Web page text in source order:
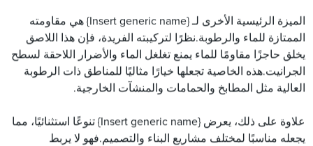
الميزة الرئيسية الأخرى لـ {Insert generic name} هي مقاومته
الممتازة للماء والرطوبة.نظرًا لتركيبته الفريدة، فإن هذا اللاصق
يخلق حاجزًا مقاومًا للماء يمنع تغلغل الماء والأضرار اللاحقة لسطح
الجرانيت.هذه الخاصية تجعلها خيارًا مثاليًا للمناطق ذات الرطوبة
العالية مثل المطابخ والحمامات والمنشآت الخارجية.
علاوة على ذلك، يعرض {Insert generic name} تنوعًا استثنائيًا، مما
يجعله مناسبًا لمختلف مشاريع البناء والتصميم.فهو لا يربط